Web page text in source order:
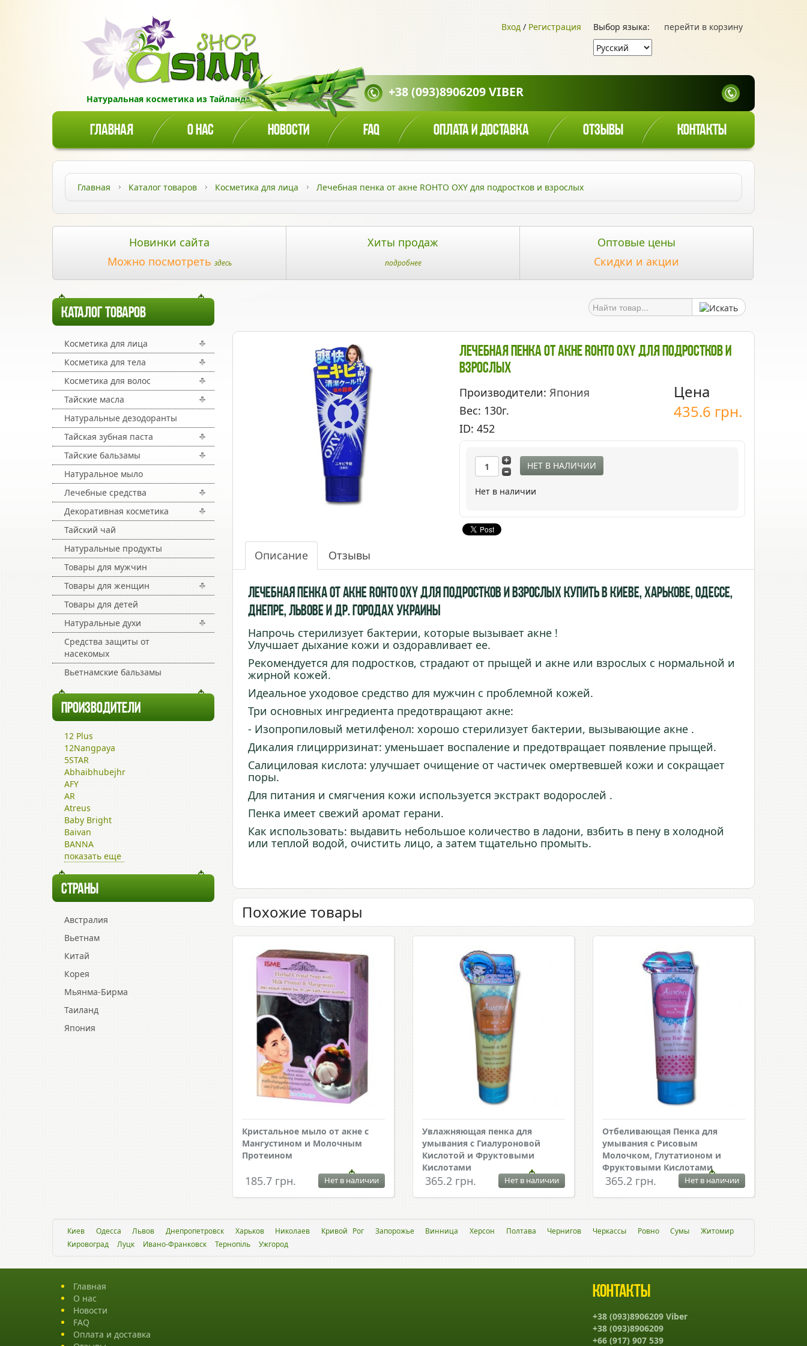
Натуральная косметика из Тайланда!
перейти в корзину
Выбор языка:
Вход / Регистрация
+38 (093)8906209 VIBER
ГЛАВНАЯ О НАС НОВОСТИ FAQ ОПЛАТА И ДОСТАВКА ОТЗЫВЫ КОНТАКТЫ
Главная Каталог товаров Косметика для лица Лечебная пенка от акне ROHTO OXY для подростков и взрослых
Новинки сайта
Можно посмотреть здесь
Хиты продаж
подробнее
Оптовые цены
Скидки и акции
КАТАЛОГ ТОВАРОВ
Косметика для лица
Косметика для тела
Косметика для волос
Тайские масла
Натуральные дезодоранты
Тайская зубная паста
Тайские бальзамы
Натуральное мыло
Лечебные средства
Декоративная косметика
Тайский чай
Натуральные продукты
Товары для мужчин
Товары для женщин
Товары для детей
Натуральные духи
Средства защиты от
насекомых
Вьетнамские бальзамы
ПРОИЗВОДИТЕЛИ
12 Plus
12Nangpaya
5STAR
Abhaibhubejhr
AFY
AR
Atreus
Baby Bright
Baivan
BANNA
показать еще
СТРАНЫ
Австралия
Вьетнам
Китай
Корея
Мьянма-Бирма
Таиланд
Япония
Лечебная Пенка От Акне ROHTO OXY Для Подростков И
Взрослых
Производители: Япония
Вес: 130г.
ID: 452
Цена
435.6 грн.
НЕТ В НАЛИЧИИ
Нет в наличии
Описание Отзывы
Лечебная пенка от акне ROHTO OXY для подростков и взрослых купить в Киеве, Харькове, Одессе,
Днепре, Львове и др. городах Украины
Напрочь стерилизует бактерии, которые вызывает акне !
Улучшает дыхание кожи и оздоравливает ее.
Рекомендуется для подростков, страдают от прыщей и акне или взрослых с нормальной и
жирной кожей.
Идеальное уходовое средство для мужчин с проблемной кожей.
Три основных ингредиента предотвращают акне:
- Изопропиловый метилфенол: хорошо стерилизует бактерии, вызывающие акне .
Дикалия глицирризинат: уменьшает воспаление и предотвращает появление прыщей.
Салициловая кислота: улучшает очищение от частичек омертвевшей кожи и сокращает
поры.
Для питания и смягчения кожи используется экстракт водорослей .
Пенка имеет свежий аромат герани.
Как использовать: выдавить небольшое количество в ладони, взбить в пену в холодной
или теплой водой, очистить лицо, а затем тщательно промыть.
Похожие товары
Кристальное мыло от акне с
Мангустином и Молочным
Протеином
185.7 грн. Нет в наличии
Увлажняющая пенка для
умывания с Гиалуроновой
Кислотой и Фруктовыми
Кислотами
365.2 грн. Нет в наличии
Отбеливающая Пенка для
умывания с Рисовым
Молочком, Глутатионом и
Фруктовыми Кислотами
365.2 грн. Нет в наличии
Киев Одесса Львов Днепропетровск Харьков Николаев Кривой Рог Запорожье Винница Херсон Полтава Чернигов Черкассы Ровно Сумы
Житомир
Кировоград
Луцк Ивано-Франковск Тернопіль Ужгород
Главная
О нас
Новости
FAQ
Оплата и доставка
Контакты
+38 (093)8906209 Viber
+38 (093)8906209
+66 (917) 907 539